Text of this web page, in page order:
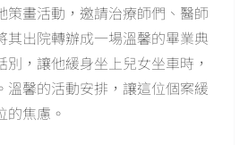
策畫活動，邀請治療師們、醫師
其出院轉辦成一場溫馨的畢業典
，讓他緩身坐上兒女坐車時，
溫馨的活動安排，讓這位個案緩
的焦慮。